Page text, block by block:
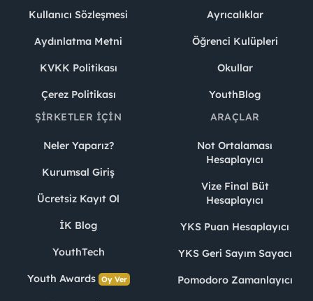
Kullanıcı Sözleşmesi
Aydınlatma Metni
KVKK Politikası
Çerez Politikası
Ayrıcalıklar
Öğrenci Kulüpleri
Okullar
YouthBlog
ŞIRKETLER İÇIN
Neler Yaparız?
Kurumsal Giriş
Ücretsiz Kayıt Ol
İK Blog
YouthTech
Youth Awards Oy Ver
ARAÇLAR
Not Ortalaması
Hesaplayıcı
Vize Final Büt
Hesaplayıcı
YKS Puan Hesaplayıcı
YKS Geri Sayım Sayacı
Pomodoro Zamanlayıcı